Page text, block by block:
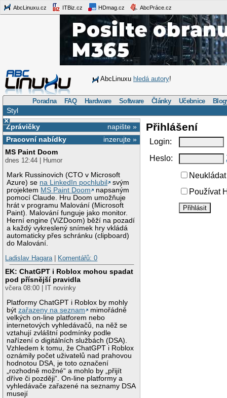
AbcLinuxu.cz ITBiz.cz HDmag.cz AbcPráce.cz
AbcLinuxu hledá autory!
Poradna FAQ Hardware Software Články Učebnice
Styl
×
napište »
Zprávičky
inzerujte »
Pracovní nabídky
MS Paint Doom
dnes 12:44 | Humor
Mark Russinovich (CTO v Microsoft
Azure) se na LinkedIn pochlubil
svým
projektem MS Paint Doom
napsaným
pomocí Claude. Hru Doom umožňuje
hrát v programu Malování (Microsoft
Paint). Malování funguje jako monitor.
Herní engine (ViZDoom) běží na pozadí
a každý vykreslený snímek hry vkládá
automaticky přes schránku (clipboard)
do Malování.
Ladislav Hagara| Komentářů: 0
EK: ChatGPT i Roblox mohou spadat
pod přísnější pravidla
včera 08:00 | IT novinky
Platformy ChatGPT i Roblox by mohly
býtzařazeny na seznam
mimořádně
velkých on-line platforem nebo
internetových vyhledávačů, na něž se
vztahují zvláštní podmínky podle
nařízení o digitálních službách (DSA).
Vzhledem k tomu, že ChatGPT i Roblox
oznámily počet uživatelů nad prahovou
hodnotou DSA, je toto označení
„rozhodně možné“ a mohlo by „přijít
dříve či později“. On-line platformy a
vyhledávače zařazené na seznamy DSA
musejí
Přihlášení
Login:
Heslo:
Používat